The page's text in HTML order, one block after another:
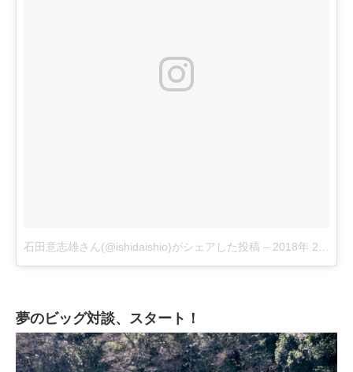
石田意志雄さん(@ishidaishio)がシェアした投稿 – 2018年 2月月
夢のビッグ対談、スタート！